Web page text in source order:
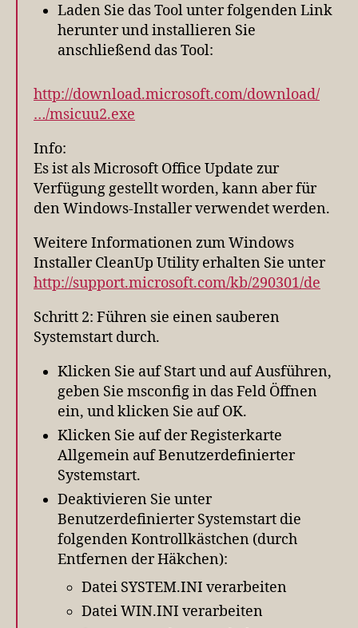
Laden Sie das Tool unter folgenden Link
herunter und installieren Sie
anschließend das Tool:
http://download.microsoft.com/download/
…/msicuu2.exe
Info:
Es ist als Microsoft Office Update zur
Verfügung gestellt worden, kann aber für
den Windows-Installer verwendet werden.
Weitere Informationen zum Windows
Installer CleanUp Utility erhalten Sie unter
http://support.microsoft.com/kb/290301/de
Schritt 2: Führen sie einen sauberen
Systemstart durch.
Klicken Sie auf Start und auf Ausführen,
geben Sie msconfig in das Feld Öffnen
ein, und klicken Sie auf OK.
Klicken Sie auf der Registerkarte
Allgemein auf Benutzerdefinierter
Systemstart.
Deaktivieren Sie unter
Benutzerdefinierter Systemstart die
folgenden Kontrollkästchen (durch
Entfernen der Häkchen):
Datei SYSTEM.INI verarbeiten
Datei WIN.INI verarbeiten